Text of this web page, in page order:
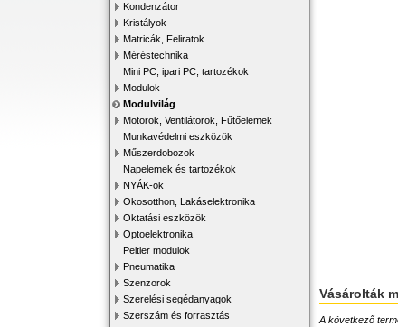
Kondenzátor
Kristályok
Matricák, Feliratok
Méréstechnika
Mini PC, ipari PC, tartozékok
Modulok
Modulvilág
Motorok, Ventilátorok, Fűtőelemek
Munkavédelmi eszközök
Műszerdobozok
Napelemek és tartozékok
NYÁK-ok
Okosotthon, Lakáselektronika
Oktatási eszközök
Optoelektronika
Peltier modulok
Pneumatika
Szenzorok
Szerelési segédanyagok
Szerszám és forrasztás
Vásárolták
A következő